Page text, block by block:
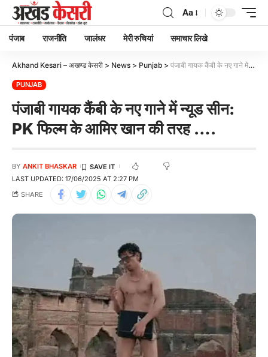
Aa
पंजाब राजनीति जालंधर मेरी रुचियां समाचार लिखे
Akhand Kesari – अखण्ड केसरी > News > Punjab > पंजाबी गायक कैंबी के नए गाने में न्यूड सीन: PK फिल्म के आमिर खान की तरह ….
PUNJAB
पंजाबी गायक कैंबी के नए गाने में न्यूड सीन:
PK फिल्म के आमिर खान की तरह ….
LAST UPDATED: 17/06/2025 AT 2:27 PM
BY ANKIT BHASKAR
SHARE